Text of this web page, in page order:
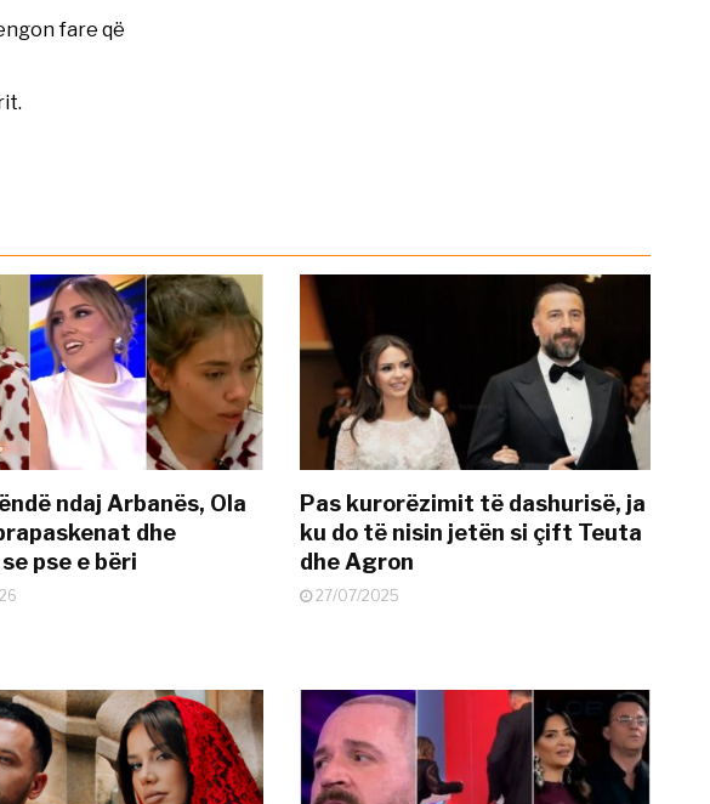
fare që
ndaj Arbanës, Ola
dhe
pse e bëri
Pas kurorëzimit të dashurisë, ja
ku do të nisin jetën si çift Teuta
dhe Agron
27/07/2025